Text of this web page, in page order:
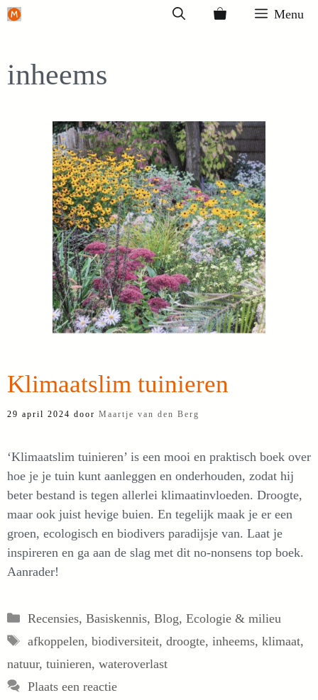
Ga
inhoud
Menu
inheems
Klimaatslim tuinieren
29 april 2024 door Maartje van den Berg
‘Klimaatslim tuinieren’ is een mooi en praktisch boek over
hoe je je tuin kunt aanleggen en onderhouden, zodat hij
beter bestand is tegen allerlei klimaatinvloeden. Droogte,
maar ook juist hevige buien. En tegelijk maak je er een
groen, ecologisch en biodivers paradijsje van. Laat je
inspireren en ga aan de slag met dit no-nonsens top boek.
Aanrader!
Categorieën
Recensies, Basiskennis, Blog, Ecologie & milieu
Tags
afkoppelen, biodiversiteit, droogte, inheems, klimaat,
natuur, tuinieren, wateroverlast
Plaats een reactie